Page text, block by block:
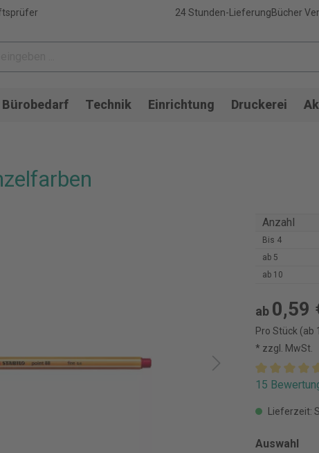
24 Stunden-LieferungBücher
Bürobedarf Technik Einrichtung Druckerei
Anzahl
Bis 4
ab 5
ab 10
ab 0,59
Pro Stück (ab
* zzgl. MwSt.
15
Lieferzeit:
Auswahl